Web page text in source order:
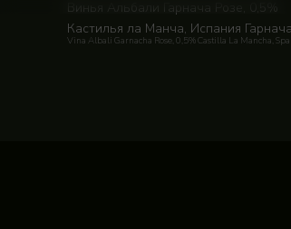
Винья Альбали Гарнача Розе, 0,5%
Кастилья ла Манча, Испания Гарнача
Vina Albali Garnacha Rose, 0,5% Castilla La Mancha,